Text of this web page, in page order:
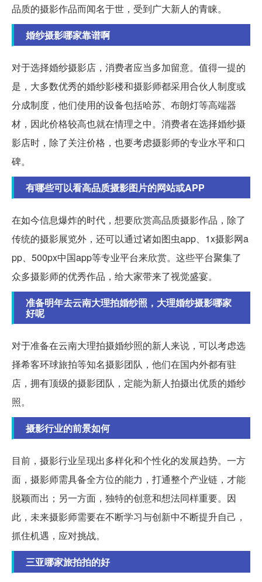
品质的摄影作品而闻名于世，受到广大新人的青睐。
婚纱摄影哪家靠谱啊
对于选择婚纱摄影店，消费者应当多加留意。值得一提的
是，大多数优秀的婚纱影楼和摄影师都采用合伙人制度或
分成制度，他们使用的设备包括哈苏、布朗灯等高端器
材，因此价格较高也就在情理之中。消费者在选择婚纱摄
影店时，除了关注价格，也要考虑摄影师的专业水平和口
碑。
有哪些可以看高品质摄影图片的网站或APP
在如今信息爆炸的时代，想要欣赏高品质摄影作品，除了
传统的摄影展览外，还可以通过诸如图虫app、1x摄影网a
pp、500px中国app等专业平台来欣赏。这些平台聚集了
众多摄影师的优秀作品，给大家带来了视觉盛宴。
准备明年去云南大理拍婚纱照，大理婚纱摄影哪家
好呢
对于准备在云南大理拍摄婚纱照的新人来说，可以考虑选
择希客环球旅拍等知名摄影团队，他们在国内外都有驻
店，拥有顶级的摄影团队，定能为新人拍摄出优质的婚纱
照。
摄影行业的前景如何
目前，摄影行业呈现出多样化和个性化的发展趋势。一方
面，摄影师需具备全方位的能力，打通整个产业链，才能
脱颖而出；另一方面，独特的创意和想法同样重要。因
此，未来摄影师需要在不断学习与创新中不断提升自己，
抓住机遇，应对挑战。
三亚哪家旅拍拍的好